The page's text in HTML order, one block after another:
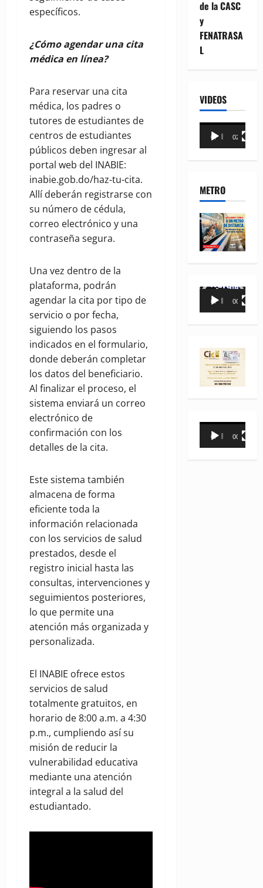
específicos.
¿Cómo agendar una cita
médica en línea?
Para reservar una cita
médica, los padres o
tutores de estudiantes de
centros de estudiantes
públicos deben ingresar al
portal web del INABIE:
inabie.gob.do/haz-tu-cita.
Allí deberán registrarse con
su número de cédula,
correo electrónico y una
contraseña segura.
Una vez dentro de la
plataforma, podrán
agendar la cita por tipo de
servicio o por fecha,
siguiendo los pasos
indicados en el formulario,
donde deberán completar
los datos del beneficiario.
Al finalizar el proceso, el
sistema enviará un correo
electrónico de
confirmación con los
detalles de la cita.
Este sistema también
almacena de forma
eficiente toda la
información relacionada
con los servicios de salud
prestados, desde el
registro inicial hasta las
consultas, intervenciones y
seguimientos posteriores,
lo que permite una
atención más organizada y
personalizada.
El INABIE ofrece estos
servicios de salud
totalmente gratuitos, en
horario de 8:00 a.m. a 4:30
p.m., cumpliendo así su
misión de reducir la
vulnerabilidad educativa
mediante una atención
integral a la salud del
estudiantado.
de la CASC
y
FENATRASA
L
VIDEOS
Reproductor
00:00 02:18
METRO
Reproductor
00:00 00:35
Reproductor
00:00 00:31